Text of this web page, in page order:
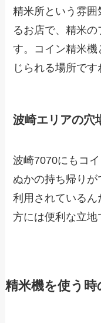
精米所という雰
るお店で、精米
す。コイン精米
じられる場所です
波崎エリアの穴
波崎7070にもコ
ぬかの持ち帰りが
利用されている
方には便利な立地
精米機を使う時